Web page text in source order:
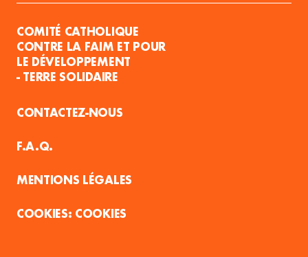
COMITÉ CATHOLIQUE
CONTRE LA FAIM ET POUR
LE DÉVELOPPEMENT
- TERRE SOLIDAIRE
CONTACTEZ-NOUS
F.A.Q.
MENTIONS LÉGALES
COOKIES